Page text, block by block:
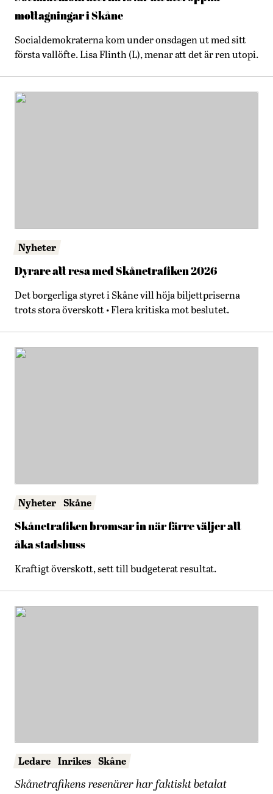
mottagningar i Skåne
Socialdemokraterna kom under onsdagen ut med sitt
första vallöfte. Lisa Flinth (L), menar att det är ren utopi.
Nyheter
Dyrare att resa med Skånetrafiken 2026
Det borgerliga styret i Skåne vill höja biljettpriserna
trots stora överskott • Flera kritiska mot beslutet.
Nyheter Skåne
Skånetrafiken bromsar in när färre väljer att
åka stadsbuss
Kraftigt överskott, sett till budgeterat resultat.
Ledare Inrikes Skåne
Skånetrafikens resenärer har faktiskt betalat